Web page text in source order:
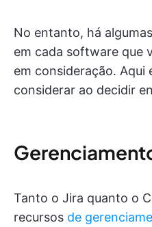
No entanto, há
em cada software que
em consideração. Aqui
considerar ao decidir
Tanto o Jira quanto o
recursos de